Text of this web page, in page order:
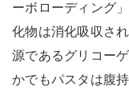
ーボローディング
化物は消化吸収さ
源であるグリコー
かでもパスタは腹